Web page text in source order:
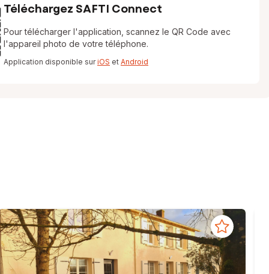
Téléchargez SAFTI Connect
Pour télécharger l'application, scannez le QR Code avec
l'appareil photo de votre téléphone.
Application disponible suriOS et Android